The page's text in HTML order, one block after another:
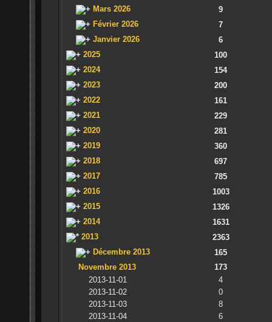
Mars 2026
9
Février 2026
7
Janvier 2026
6
2025
100
2024
154
2023
200
2022
161
2021
229
2020
281
2019
360
2018
697
2017
785
2016
1003
2015
1326
2014
1631
2013
2363
Décembre 2013
165
Novembre 2013
173
2013-11-01
4
2013-11-02
0
2013-11-03
8
2013-11-04
6